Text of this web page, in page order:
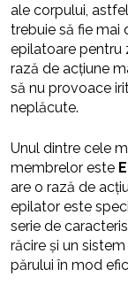
ale corpului,
trebuie să fie mai
epilatoare pentru
rază de acțiune
să nu provoace
neplăcute.
Unul dintre cele
membrelor este
are o rază de
epilator este
serie de
răcire și un
părului în mod